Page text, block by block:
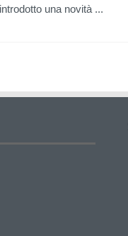
una novità ...